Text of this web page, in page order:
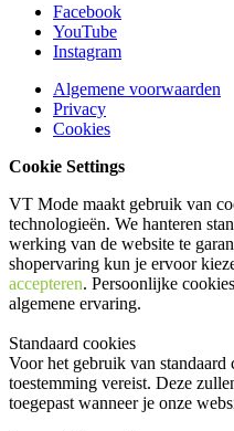
Facebook
YouTube
Instagram
Algemene voorwaarden
Privacy
Cookies
Cookie Settings
VT Mode maakt gebruik van
technologieën. We hanteren
werking van de website te
shopervaring kun je ervoor
accepteren. Persoonlijke
algemene ervaring.
Standaard cookies
Voor het gebruik van standaard
toestemming vereist. Deze
toegepast wanneer je onze